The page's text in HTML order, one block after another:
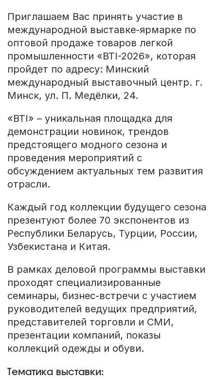
Приглашаем Вас принять участие в
международной выставке-ярмарке по
оптовой продаже товаров легкой
промышленности «BTI-2026», которая
пройдет по адресу: Минский
международный выставочный центр. г.
Минск, ул. П. Медёлки, 24.
«BTI» – уникальная площадка для
демонстрации новинок, трендов
предстоящего модного сезона и
проведения мероприятий с
обсуждением актуальных тем развития
отрасли.
Каждый год коллекции будущего сезона
презентуют более 70 экспонентов из
Республики Беларусь, Турции, России,
Узбекистана и Китая.
В рамках деловой программы выставки
проходят специализированные
семинары, бизнес-встречи с участием
руководителей ведущих предприятий,
представителей торговли и СМИ,
презентации компаний, показы
коллекций одежды и обуви.
Тематика выставки: